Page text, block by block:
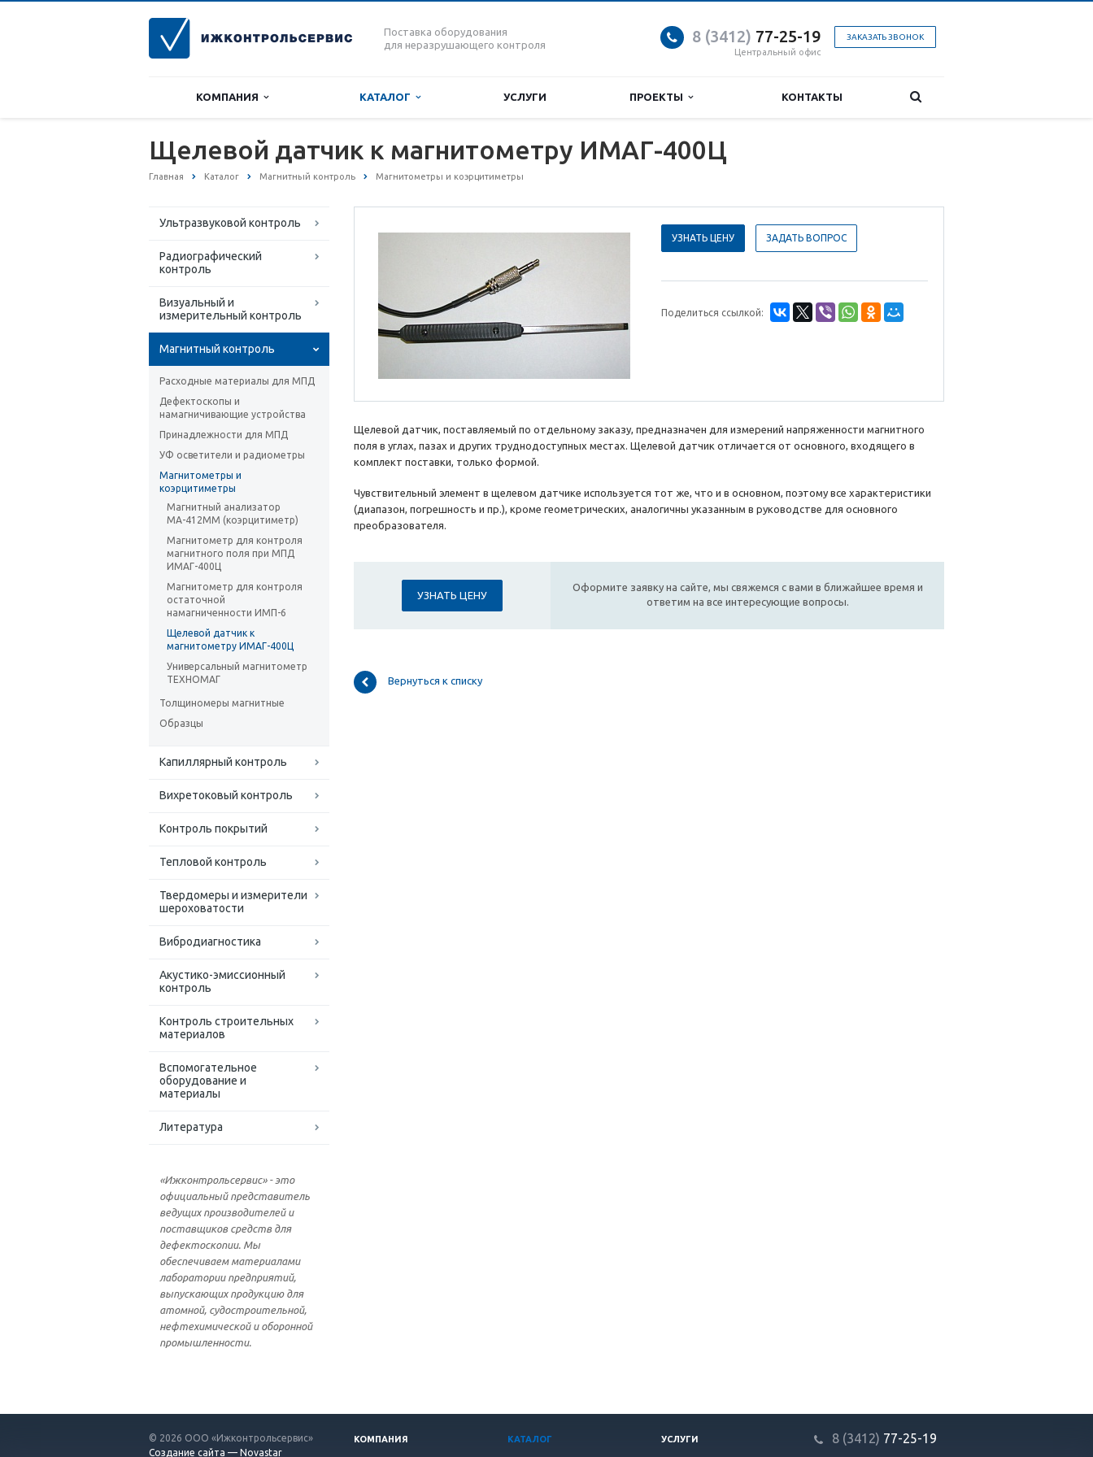
Поставка оборудования
для неразрушающего контроля
ЗАКАЗАТЬ ЗВОНОК
8 (3412) 77-25-19
Центральный офис
КОМПАНИЯ КАТАЛОГ УСЛУГИ ПРОЕКТЫ КОНТАКТЫ
Щелевой датчик к магнитометру ИМАГ-400Ц
Главная Каталог Магнитный контроль Магнитометры и коэрцитиметры
Ультразвуковой контроль
Радиографический
контроль
Визуальный и
измерительный контроль
Магнитный контроль
Расходные материалы для МПД
Дефектоскопы и
намагничивающие устройства
Принадлежности для МПД
УФ осветители и радиометры
Магнитометры и
коэрцитиметры
Магнитный анализатор
МА-412ММ (коэрцитиметр)
Магнитометр для контроля
магнитного поля при МПД
ИМАГ-400Ц
Магнитометр для контроля
остаточной
намагниченности ИМП-6
Щелевой датчик к
магнитометру ИМАГ-400Ц
Универсальный магнитометр
ТЕХНОМАГ
Толщиномеры магнитные
Образцы
Капиллярный контроль
Вихретоковый контроль
Контроль покрытий
Тепловой контроль
Твердомеры и измерители
шероховатости
Вибродиагностика
Акустико-эмиссионный
контроль
Контроль строительных
материалов
Вспомогательное
оборудование и
материалы
Литература
«Ижконтрольсервис» - это
официальный представитель
ведущих производителей и
поставщиков средств для
дефектоскопии. Мы
обеспечиваем материалами
лаборатории предприятий,
выпускающих продукцию для
атомной, судостроительной,
нефтехимической и оборонной
промышленности.
УЗНАТЬ ЦЕНУ ЗАДАТЬ ВОПРОС
Поделиться ссылкой:
Щелевой датчик, поставляемый по отдельному заказу, предназначен для измерений напряженности магнитного
поля в углах, пазах и других труднодоступных местах. Щелевой датчик отличается от основного, входящего в
комплект поставки, только формой.
Чувствительный элемент в щелевом датчике используется тот же, что и в основном, поэтому все характеристики
(диапазон, погрешность и пр.), кроме геометрических, аналогичны указанным в руководстве для основного
преобразователя.
УЗНАТЬ ЦЕНУ
Оформите заявку на сайте, мы свяжемся с вами в ближайшее время и
ответим на все интересующие вопросы.
Вернуться к списку
© 2026 ООО «Ижконтрольсервис»
Создание сайта — Novastar
КОМПАНИЯ КАТАЛОГ УСЛУГИ 8 (3412) 77-25-19